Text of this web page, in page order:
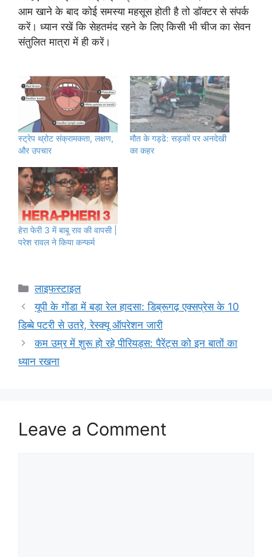
आम खाने के बाद कोई समस्या महसूस होती है तो डॉक्टर से संपर्क
करें। ध्यान रखें कि सेहतमंद रहने के लिए किसी भी चीज का सेवन
संतुलित मात्रा में ही करें।
स्ट्रेप थ्रोट संक्रामकता, लक्षण,
और उपचार
मौत के गड्ढे: सड़कों पर अनदेखी
का कहर
हेरा फेरी 3 में बाबू राव की वापसी |
परेश रावल ने किया कन्फर्म
Categories
लाइफस्‍टाइल
यूपी के गोंडा में बड़ा रेल हादसा: डिब्रूगढ़ एक्सप्रेस के 10
डिब्बे पटरी से उतरे, रेस्क्यू ऑपरेशन जारी
कम उम्र में शुरू हो रहे पीरियड्स: पैरेंट्स को इन बातों का
ध्यान रखना
Leave a Comment